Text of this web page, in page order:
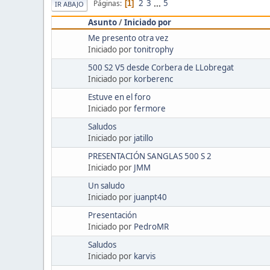
IR ABAJO Páginas 1 2 3 ... 5
Asunto/Iniciado por
Me presento otra vez
Iniciado portonitrophy
500 S2 V5 desde Corbera de LLobregat
Iniciado por korberenc
Estuve en el foro
Iniciado porfermore
Saludos
Iniciado por jatillo
PRESENTACIÓN SANGLAS 500 S 2
Iniciado por JMM
Un saludo
Iniciado por juanpt40
Presentación
Iniciado por PedroMR
Saludos
Iniciado por karvis